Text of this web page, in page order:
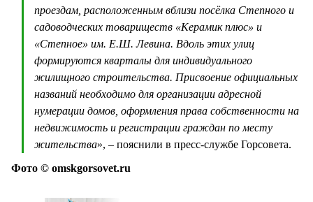
проездам, расположенным вблизи посёлка Степного и
садоводческих товариществ «Керамик плюс» и
«Степное» им. Е.Ш. Левина. Вдоль этих улиц
формируются кварталы для индивидуального
жилищного строительства. Присвоение официальных
названий необходимо для организации адресной
нумерации домов, оформления права собственности на
недвижимость и регистрации граждан по месту
жительства», – пояснили в пресс-службе Горсовета.
Фото © omskgorsovet.ru